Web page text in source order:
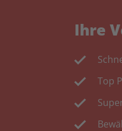
Ihre
Top